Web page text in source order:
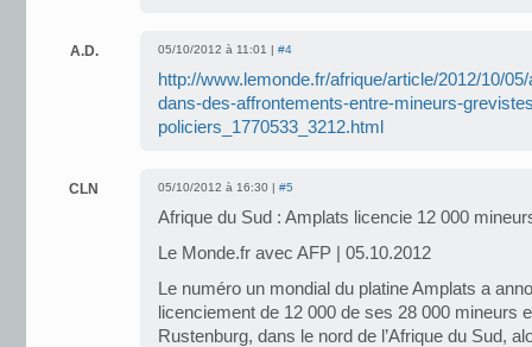
A.D. 05/10/2012 à 11:01 | #4
http://www.lemonde.fr/afrique/article/2012/10/
dans-des-affrontements-entre-mineurs-
policiers_1770533_3212.html
CLN 05/10/2012 à 16:30 | #5
Afrique du Sud : Amplats licencie 12 000
Le Monde.fr avec AFP | 05.10.2012
Le numéro un mondial du platine Amplats a
licenciement de 12 000 de ses 28 000 mineurs
Rustenburg, dans le nord de l’Afrique du Sud,